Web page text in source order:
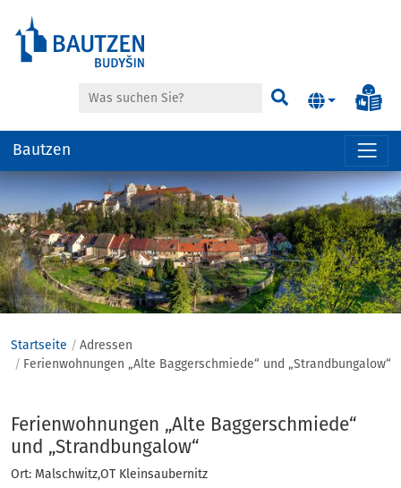
der
anspringen
Suche Suchen
Bautzen
Startseite
Adressen
Ferienwohnungen „Alte Baggerschmiede“ und „Strandbungalow“
Adressen
Ferienwohnungen „Alte Baggerschmiede“
und „Strandbungalow“
Ort: Malschwitz,OT Kleinsaubernitz